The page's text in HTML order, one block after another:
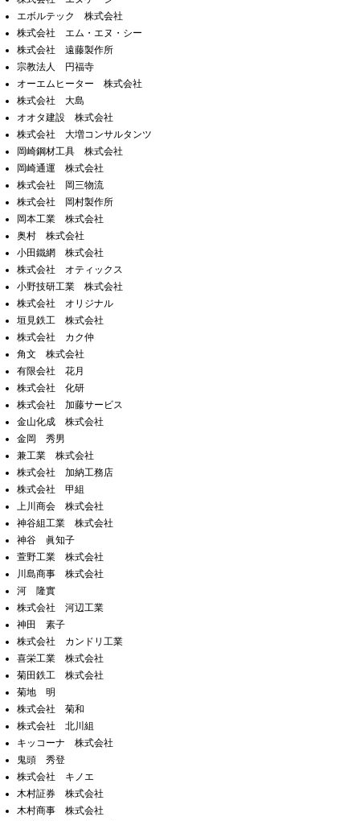
エボルテック 株式会社
株式会社 エム・エヌ・シー
株式会社 遠藤製作所
宗教法人 円福寺
オーエムヒーター 株式会社
株式会社 大島
オオタ建設 株式会社
株式会社 大増コンサルタンツ
岡崎鋼材工具 株式会社
岡崎通運 株式会社
株式会社 岡三物流
株式会社 岡村製作所
岡本工業 株式会社
奥村 株式会社
小田鐵網 株式会社
株式会社 オティックス
小野技研工業 株式会社
株式会社 オリジナル
垣見鉄工 株式会社
株式会社 カク仲
角文 株式会社
有限会社 花月
株式会社 化研
株式会社 加藤サービス
金山化成 株式会社
金岡 秀男
兼工業 株式会社
株式会社 加納工務店
株式会社 甲組
上川商会 株式会社
神谷組工業 株式会社
神谷 眞知子
萱野工業 株式会社
川島商事 株式会社
河 隆實
株式会社 河辺工業
神田 素子
株式会社 カンドリ工業
喜栄工業 株式会社
菊田鉄工 株式会社
菊地 明
株式会社 菊和
株式会社 北川組
キッコーナ 株式会社
鬼頭 秀登
株式会社 キノエ
木村証券 株式会社
木村商事 株式会社